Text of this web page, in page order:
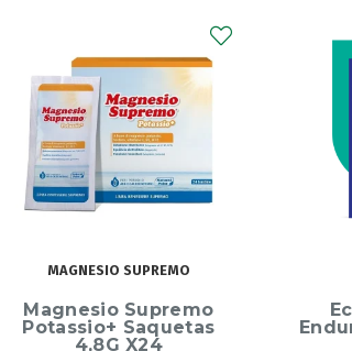
ECRINAL
Ecrinal Líquido
Endurecedor Unhas –
10ml